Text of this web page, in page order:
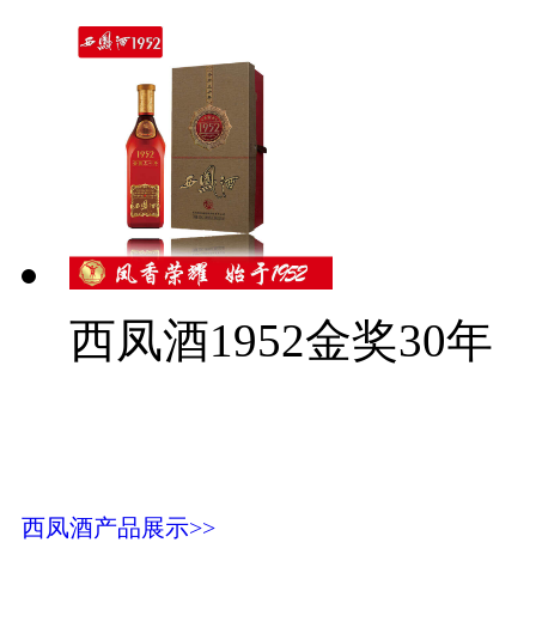
西凤酒1952金奖30年
西凤酒产品展示>>